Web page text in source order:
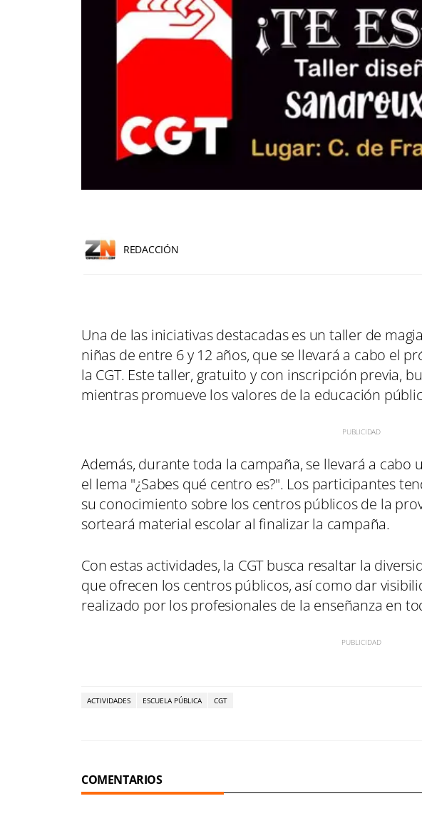
REDACCIÓN
Una de las iniciativas destacadas es un taller de
niñas de entre 6 y 12 años, que se llevará a cabo el
la CGT. Este taller, gratuito y con inscripción previa,
mientras promueve los valores de la educación
Además, durante toda la campaña, se llevará a cabo
el lema "¿Sabes qué centro es?". Los participantes
su conocimiento sobre los centros públicos de la
sorteará material escolar al finalizar la campaña.
Con estas actividades, la CGT busca resaltar la
que ofrecen los centros públicos, así como dar
realizado por los profesionales de la enseñanza en
ACTIVIDADES ESCUELA PÚBLICA CGT
COMENTARIOS